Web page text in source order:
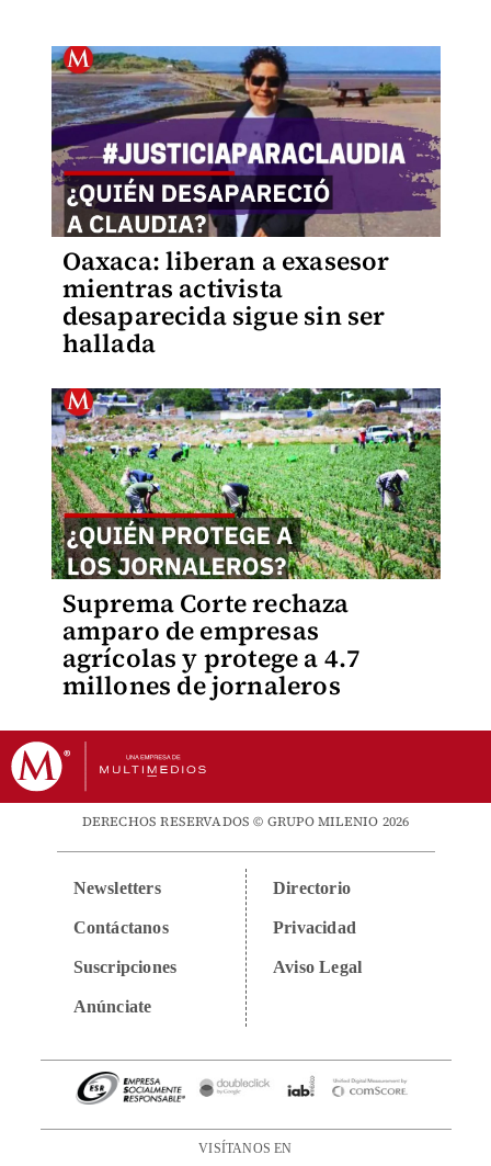
Oaxaca: liberan a exasesor
mientras activista
desaparecida sigue sin ser
hallada
Suprema Corte rechaza
amparo de empresas
agrícolas y protege a 4.7
millones de jornaleros
DERECHOS RESERVADOS © GRUPO MILENIO 2026
Newsletters
Contáctanos
Suscripciones
Anúnciate
Directorio
Privacidad
Aviso Legal
VISÍTANOS EN